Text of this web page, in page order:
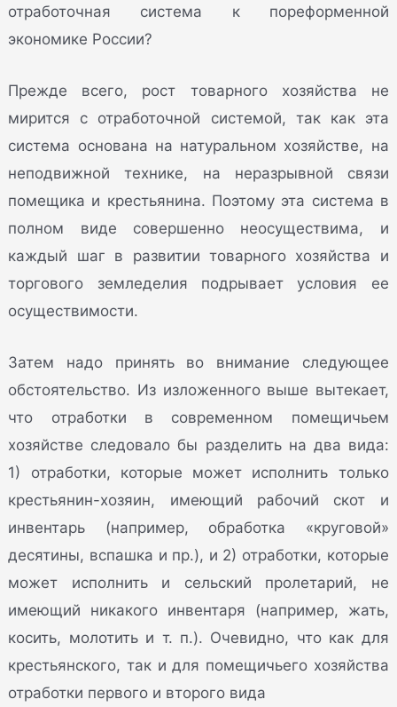
отработочная система к пореформенной
экономике России?
Прежде всего, рост товарного хозяйства не
мирится с отработочной системой, так как эта
система основана на натуральном хозяйстве, на
неподвижной технике, на неразрывной связи
помещика и крестьянина. Поэтому эта система в
полном виде совершенно неосуществима, и
каждый шаг в развитии товарного хозяйства и
торгового земледелия подрывает условия ее
осуществимости.
Затем надо принять во внимание следующее
обстоятельство. Из изложенного выше вытекает,
что отработки в современном помещичьем
хозяйстве следовало бы разделить на два вида:
1) отработки, которые может исполнить только
крестьянин-хозяин, имеющий рабочий скот и
инвентарь (например, обработка «круговой»
десятины, вспашка и пр.), и 2) отработки, которые
может исполнить и сельский пролетарий, не
имеющий никакого инвентаря (например, жать,
косить, молотить и т. п.). Очевидно, что как для
крестьянского, так и для помещичьего хозяйства
отработки первого и второго вида